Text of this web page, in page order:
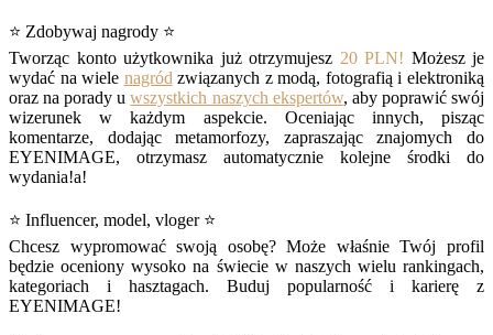
⭐ Zdobywaj nagrody ⭐
Tworząc konto użytkownika już otrzymujesz 20 PLN! Możesz je
wydać na wiele nagród związanych z modą, fotografią i elektroniką
oraz na porady uwszystkich naszych ekspertów, aby poprawić swój
wizerunek w każdym aspekcie. Oceniając innych, pisząc
komentarze, dodając metamorfozy, zapraszając znajomych do
EYENIMAGE, otrzymasz automatycznie kolejne środki do
wydania!a!
⭐ Influencer, model, vloger ⭐
Chcesz wypromować swoją osobę? Może właśnie Twój profil
będzie oceniony wysoko na świecie w naszych wielu rankingach,
kategoriach i hasztagach. Buduj popularność i karierę z
EYENIMAGE!